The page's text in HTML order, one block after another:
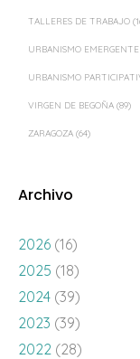
TALLERES DE TRABAJO
URBANISMO EMERGENTE
URBANISMO
VIRGEN DE BEGOÑA (89)
ZARAGOZA (64)
Archivo
2026 (16)
2025 (18)
2024 (39)
2023 (39)
2022 (28)